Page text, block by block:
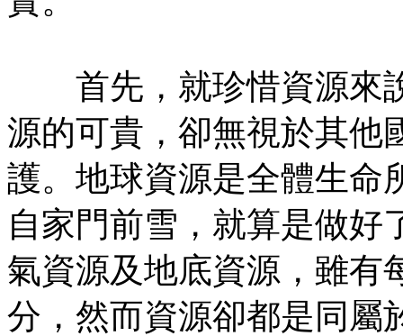
首先，就珍惜資源來
源的可貴，卻無視於其他
護。地球資源是全體生命
自家門前雪，就算是做好
氣資源及地底資源，雖有
分，然而資源卻都是同屬